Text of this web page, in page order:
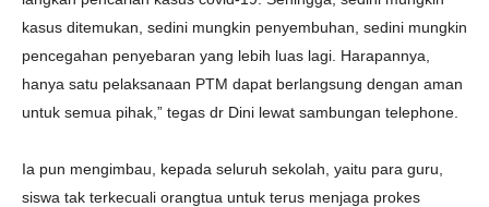
kasus ditemukan, sedini mungkin penyembuhan, sedini mungkin
pencegahan penyebaran yang lebih luas lagi. Harapannya,
hanya satu pelaksanaan PTM dapat berlangsung dengan aman
untuk semua pihak,” tegas dr Dini lewat sambungan telephone.
Ia pun mengimbau, kepada seluruh sekolah, yaitu para guru,
siswa tak terkecuali orangtua untuk terus menjaga prokes